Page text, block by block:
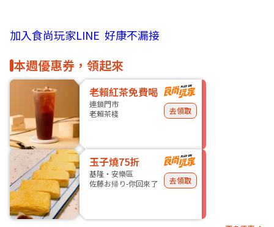
加入食尚玩家LINE 好康不漏接
本週優惠券，領起來
老賴紅茶免費喝
連鎖門市
老賴茶棧
去領取
玉子燒75折
基隆・安樂區
佐藤お帰り-你回來了
去領取